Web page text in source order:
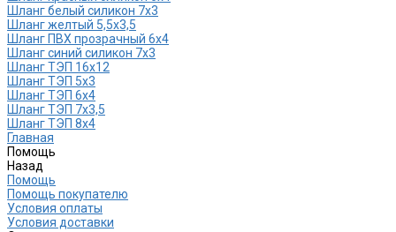
Шланг белый силикон 7х3
Шланг желтый 5,5х3,5
Шланг ПВХ прозрачный 6х4
Шланг синий силикон 7х3
Шланг ТЭП 16х12
Шланг ТЭП 5х3
Шланг ТЭП 6х4
Шланг ТЭП 7х3,5
Шланг ТЭП 8х4
Главная
Помощь
Назад
Помощь
Помощь покупателю
Условия оплаты
Условия доставки